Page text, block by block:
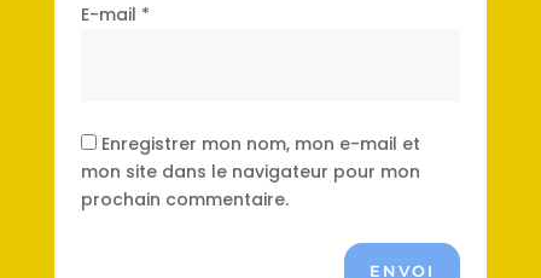
E-mail *
Enregistrer mon nom, mon e-mail et
mon site dans le navigateur pour mon
prochain commentaire.
ENVOI